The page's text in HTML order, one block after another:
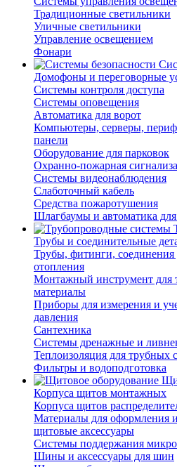
Традиционные светильники
Уличные светильники
Управление освещением
Фонари
Домофоны и переговорные
Системы контроля доступа
Системы оповещения
Автоматика для ворот
Компьютеры, серверы,
панели
Оборудование для парковок
Охранно-пожарная
Системы видеонаблюдения
Слаботочный кабель
Средства пожаротушения
Шлагбаумы и автоматика
Трубы и соединительные
Трубы, фитинги, соединения
отопления
Монтажный инструмент для
материалы
Приборы для измерения и
давления
Сантехника
Системы дренажные и
Теплоизоляция для трубных
Фильтры и водоподготовка
Корпуса щитов монтажных
Корпуса щитов
Материалы для оформления
щитовые аксессуары
Системы поддержания
Шины и аксессуары для шин